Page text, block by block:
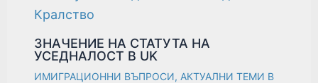
ЗНАЧЕНИЕ НА СТАТУТА НА
УСЕДНАЛОСТ В UK
ИМИГРАЦИОННИ ВЪПРОСИ, АКТУАЛНИ ТЕМИ В